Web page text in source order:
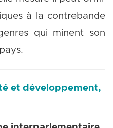
à la contrebande
qui minent son
et développement,